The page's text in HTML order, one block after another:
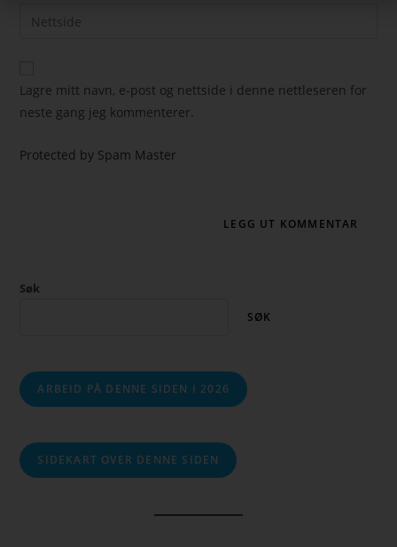
Lagre mitt navn, e-post og nettside i denne nettleseren for
neste gang jeg kommenterer.
Protected by Spam Master
Søk
SØK
ARBEID PÅ DENNE SIDEN I 2026
SIDEKART OVER DENNE SIDEN